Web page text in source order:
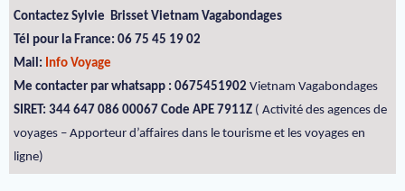
Contactez Sylvie Brisset Vietnam Vagabondages
Tél pour la France: 06 75 45 19 02
Mail: Info Voyage
Me contacter par whatsapp : 0675451902 Vietnam Vagabondages
SIRET: 344 647 086 00067 Code APE 7911Z ( Activité des agences de
voyages – Apporteur d’affaires dans le tourisme et les voyages en
ligne)